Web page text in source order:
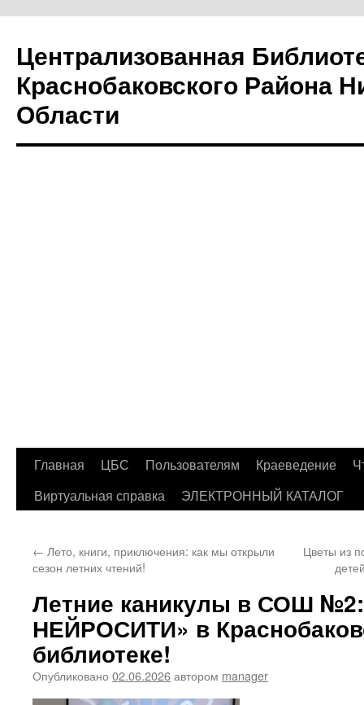
Централизованная
Краснобаковского Района
Области
Перейти
Главная ЦБС Пользователям Краеведение
Виртуальная справка
ЭЛЕКТРОННЫЙ КАТАЛОГ
← Лето, книги, приключения: как мы открыли
сезон летних чтений!
Цветы из
Летние каникулы в СОШ №2:
НЕЙРОСИТИ» в
библиотеке!
Опубликовано 02.06.2026автором manager